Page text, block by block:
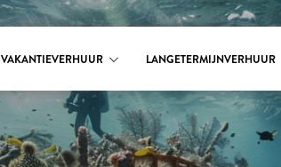
VAKANTIEVERHUUR LANGETERMIJNVERHUUR